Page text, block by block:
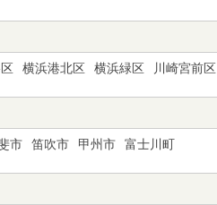
横浜港北区 横浜緑区 川崎宮前区
市 笛吹市 甲州市 富士川町